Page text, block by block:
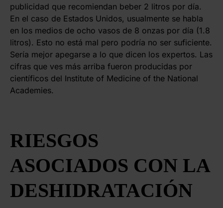
publicidad que recomiendan beber 2 litros por día.
En el caso de Estados Unidos, usualmente se habla
en los medios de ocho vasos de 8 onzas por día (1.8
litros). Esto no está mal pero podría no ser suficiente.
Sería mejor apegarse a lo que dicen los expertos. Las
cifras que ves más arriba fueron producidas por
científicos del Institute of Medicine of the National
Academies.
RIESGOS
ASOCIADOS CON LA
DESHIDRATACIÓN